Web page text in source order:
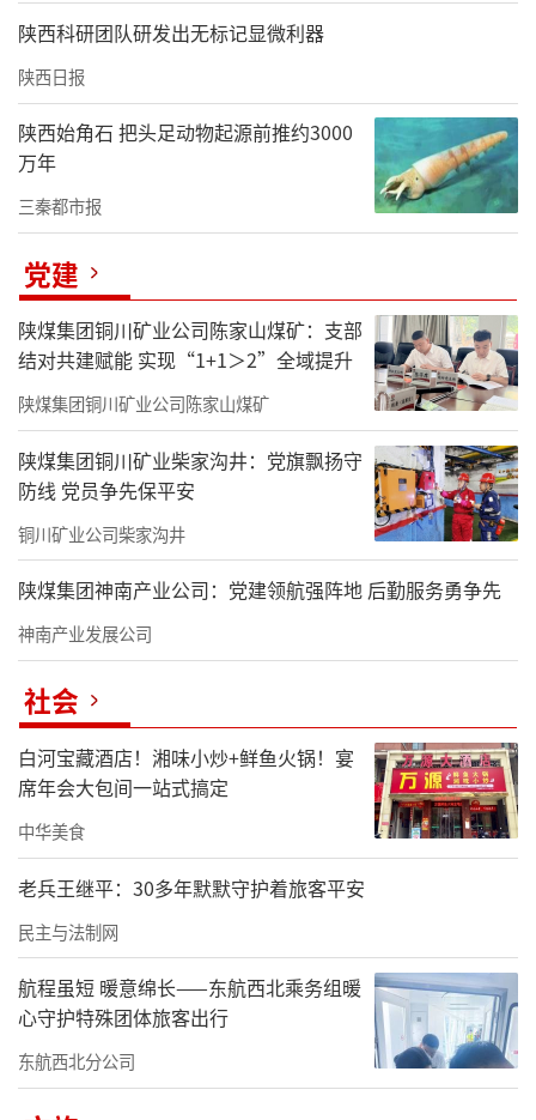
陕西科研团队研发出无标记显微利器
陕西日报
陕西始角石 把头足动物起源前推约3000
万年
三秦都市报
党建
陕煤集团铜川矿业公司陈家山煤矿：支部
结对共建赋能 实现“1+1＞2”全域提升
陕煤集团铜川矿业公司陈家山煤矿
陕煤集团铜川矿业柴家沟井：党旗飘扬守
防线 党员争先保平安
铜川矿业公司柴家沟井
陕煤集团神南产业公司：党建领航强阵地 后勤服务勇争先
神南产业发展公司
社会
白河宝藏酒店！湘味小炒+鲜鱼火锅！宴
席年会大包间一站式搞定
中华美食
老兵王继平：30多年默默守护着旅客平安
民主与法制网
航程虽短 暖意绵长——东航西北乘务组暖
心守护特殊团体旅客出行
东航西北分公司